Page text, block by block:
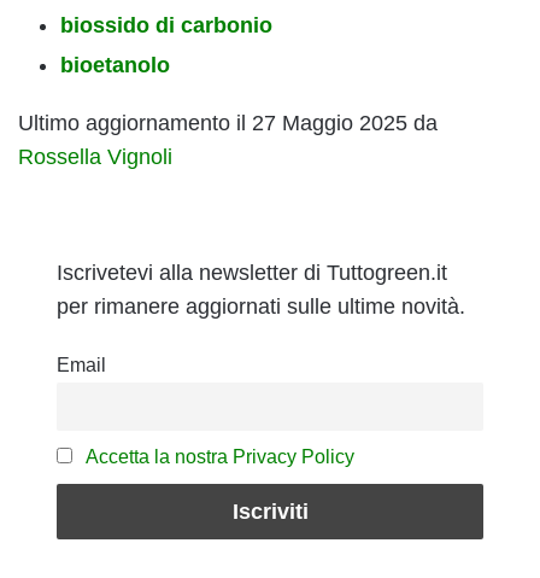
biossido di carbonio
bioetanolo
Ultimo aggiornamento il 27 Maggio 2025 da
Rossella Vignoli
Iscrivetevi alla newsletter di Tuttogreen.it
per rimanere aggiornati sulle ultime novità.
Email
Accetta la nostra Privacy Policy